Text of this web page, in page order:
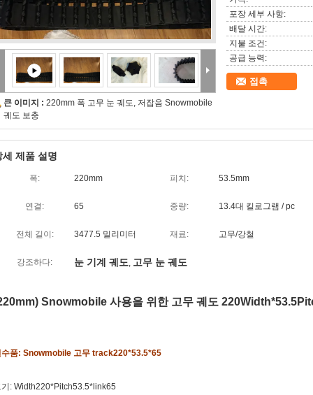
큰 이미지 : 220mm 폭 고무 눈 궤도, 저잡음 Snowmobile
궤도 보충
포장 세부 사항:
배달 시간:
지불 조건:
공급 능력:
접촉
세 제품 설명
폭: 220mm 피치: 53.5mm
연결: 65 중량: 13.4대 킬로그램 / pc
전체 길이: 3477.5 밀리미터 재료: 고무/강철
강조하다: 눈 기계 궤도, 고무 눈 궤도
Snowmobile 사용을 위한 고무 궤도
수품: Snowmobile 고무 track220*53.5*65
기: Width220*Pitch53.5*link65